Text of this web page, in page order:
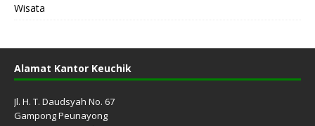
Wisata
Alamat Kantor Keuchik
Jl. H. T. Daudsyah No. 67
Gampong Peunayong